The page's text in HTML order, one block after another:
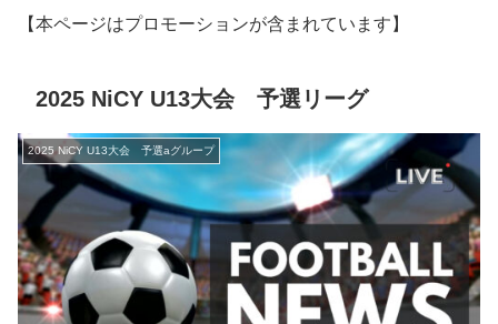
【本ページはプロモーションが含まれています】
2025 NiCY U13大会 予選リーグ
2025 NiCY U13大会 予選aグループ